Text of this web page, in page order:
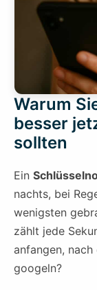
Warum
besser
sollten
Ein
nachts, bei
wenigsten
zählt jede
anfangen, nach
googeln?